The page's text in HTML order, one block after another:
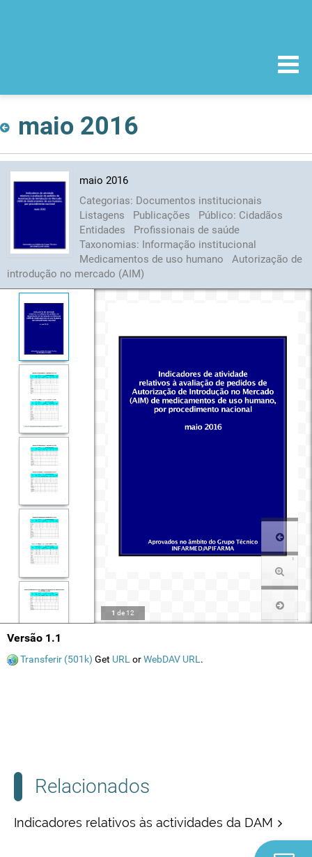
maio 2016
maio 2016
Categorias: Documentos institucionais
Listagens
Publicações Público: Cidadãos
Entidades
Profissionais de saúde
Taxonomias: Informação institucional
Medicamentos de uso humano
Autorização de
introdução no mercado (AIM)
1 de 12
Versão 1.1
Transferir (501k) Get URL orWebDAV URL .
Relacionados
Indicadores relativos às actividades da DAM